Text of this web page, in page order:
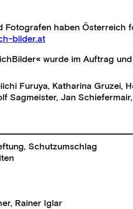
Fotografen haben Österreich
bilder.at
wurde im Auftrag
Furuya, Katharina Gruzei,
Sagmeister, Jan Schiefermair
Schutzumschlag
, Rainer Iglar